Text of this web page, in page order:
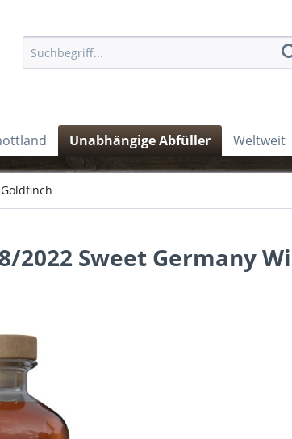
Unabhängige Abfüller Weltweit
Goldfinch
2022 Sweet Germany